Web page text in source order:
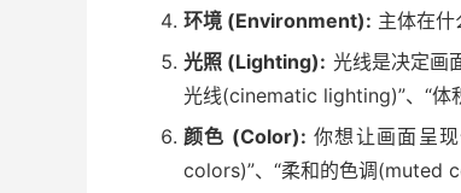
环境 (Environment): 主体在什
光照 (Lighting): 光线是决定画
光线(cinematic lighting)”、“体
颜色 (Color): 你想让画面呈
colors)”、“柔和的色调(muted